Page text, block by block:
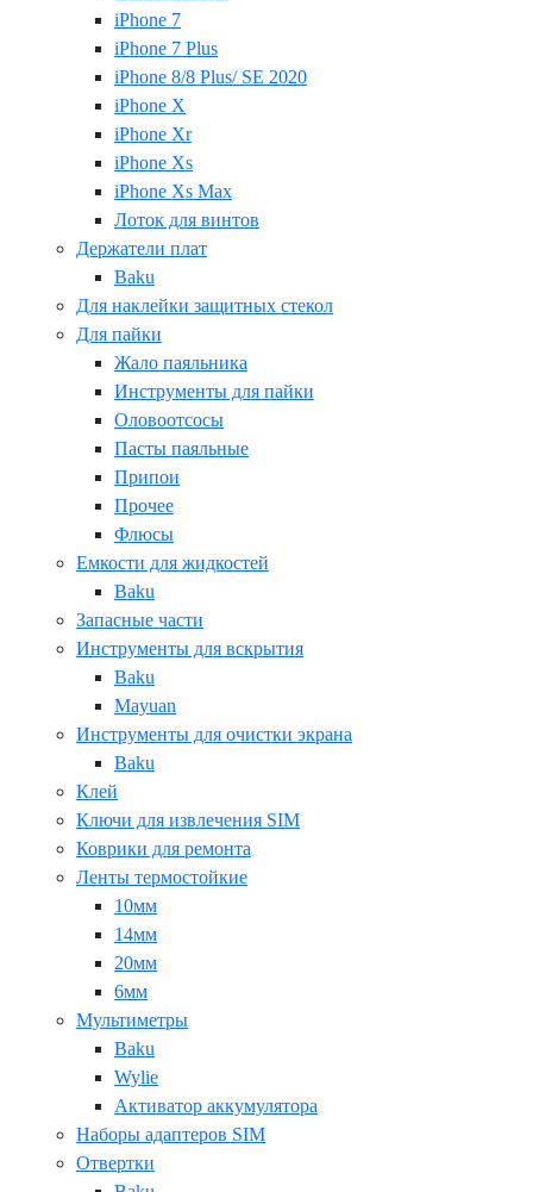
iPhone 7
iPhone 7 Plus
iPhone 8/8 Plus/ SE 2020
iPhone X
iPhone Xr
iPhone Xs
iPhone Xs Max
Лоток для винтов
Держатели плат
Baku
Для наклейки защитных стекол
Для пайки
Жало паяльника
Инструменты для пайки
Оловоотсосы
Пасты паяльные
Припои
Прочее
Флюсы
Емкости для жидкостей
Baku
Запасные части
Инструменты для вскрытия
Baku
Mayuan
Инструменты для очистки экрана
Baku
Клей
Ключи для извлечения SIM
Коврики для ремонта
Ленты термостойкие
10мм
14мм
20мм
6мм
Мультиметры
Baku
Wylie
Активатор аккумулятора
Наборы адаптеров SIM
Отвертки